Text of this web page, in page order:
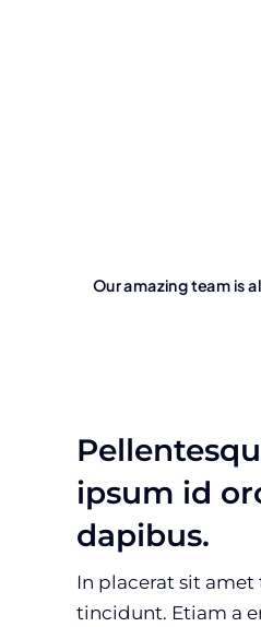
Our amazing team is
ipsum id
dapibus.
In placerat sit amet
tincidunt. Etiam a